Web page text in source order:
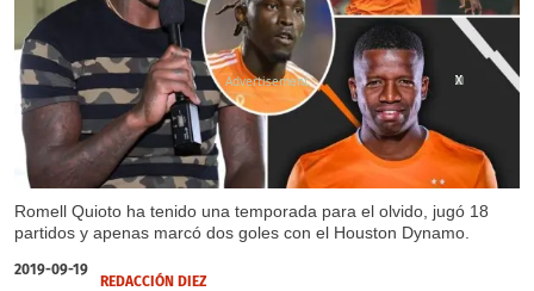
Romell Quioto ha tenido una temporada para el olvido, jugó 18
partidos y apenas marcó dos goles con el Houston Dynamo.
X
X
X
2019-09-19
REDACCIÓN DIEZ